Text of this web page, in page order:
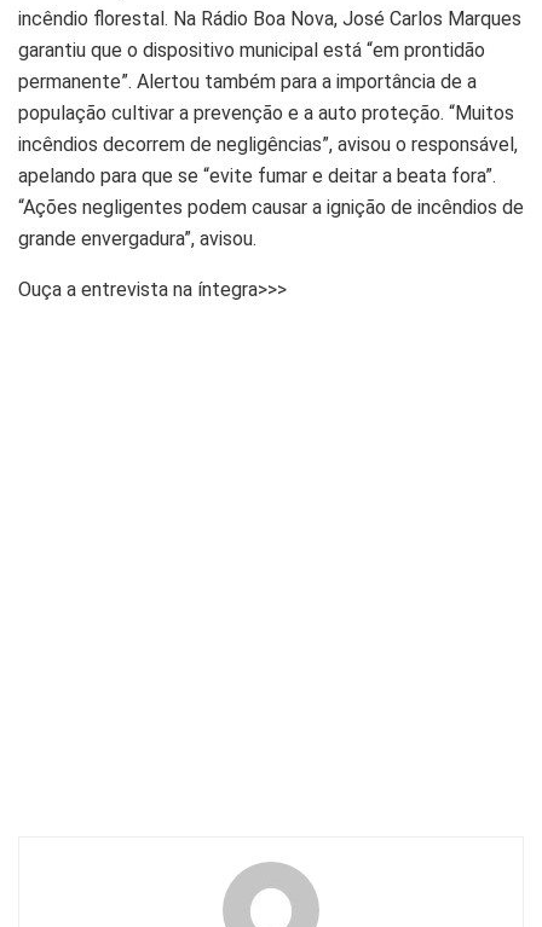
incêndio florestal. Na Rádio Boa Nova, José Carlos Marques
garantiu que o dispositivo municipal está “em prontidão
permanente”. Alertou também para a importância de a
população cultivar a prevenção e a auto proteção. “Muitos
incêndios decorrem de negligências”, avisou o responsável,
apelando para que se “evite fumar e deitar a beata fora”.
“Ações negligentes podem causar a ignição de incêndios de
grande envergadura”, avisou.
Ouça a entrevista na íntegra>>>